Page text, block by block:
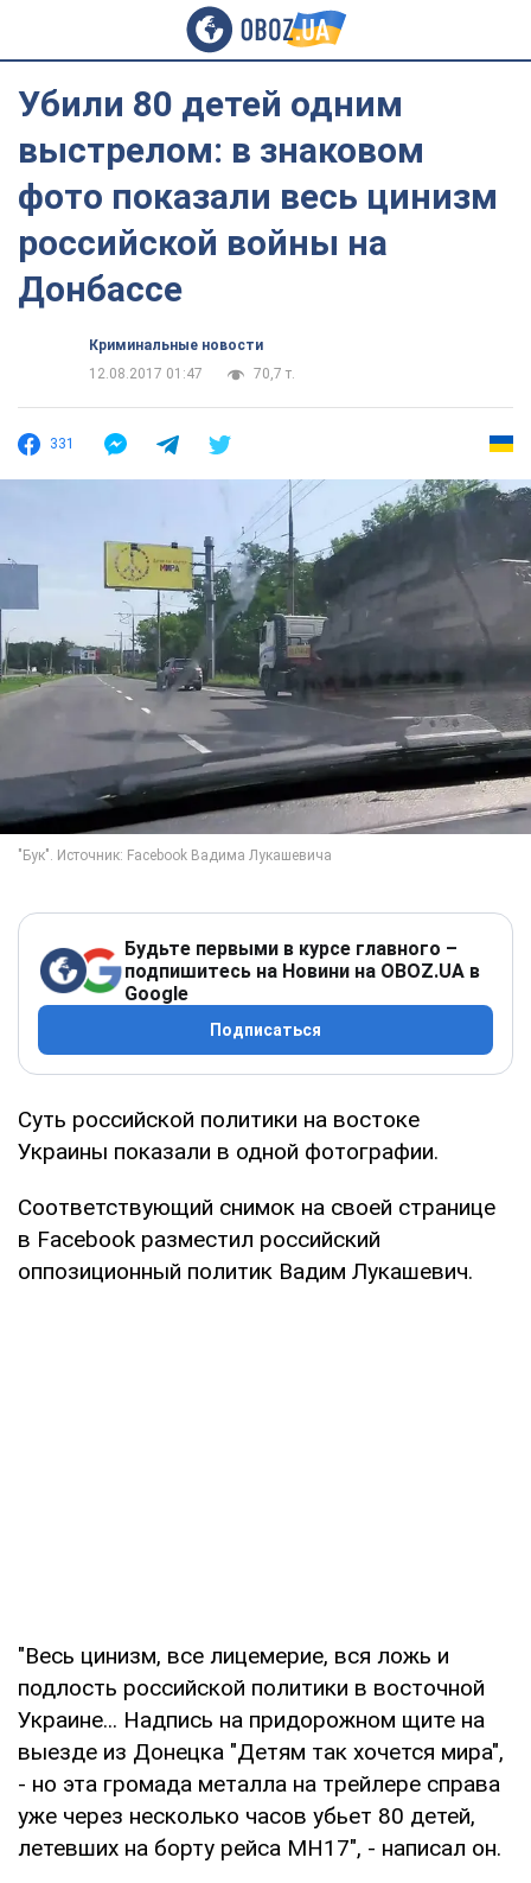
Убили 80 детей одним
выстрелом: в знаковом
фото показали весь цинизм
российской войны на
Донбассе
Криминальные новости
12.08.2017 01:47
70,7 т.
331
Будьте первыми в курсе главного –
подпишитесь на Новини на OBOZ.UA в
Google
Подписаться
Суть российской политики на востоке
Украины показали в одной фотографии.
Соответствующий снимок на своей странице
в Facebook разместил российский
оппозиционный политик Вадим Лукашевич.
"Весь цинизм, все лицемерие, вся ложь и
подлость российской политики в восточной
Украине... Надпись на придорожном щите на
выезде из Донецка "Детям так хочется мира",
- но эта громада металла на трейлере справа
уже через несколько часов убьет 80 детей,
летевших на борту рейса МН17", - написал он.